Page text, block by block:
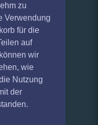
zu
Verwendung
für die
auf
wir
wie
Nutzung
der
Kartenrückgabe